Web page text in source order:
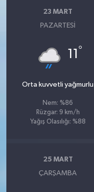
23 MART
PAZARTESI
11 °
Orta kuvvetli yağmurlu
Nem: %86
Rüzgar: 9 km/h
Yağış Olasılığı: %88
25 MART
ÇARŞAMBA